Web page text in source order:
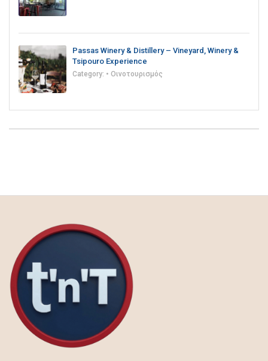
Passas Winery & Distillery – Vineyard, Winery &
Tsipouro Experience
Category: • Οινοτουρισμός